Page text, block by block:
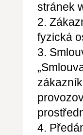
stránek
2.
fyzická
3.
4.